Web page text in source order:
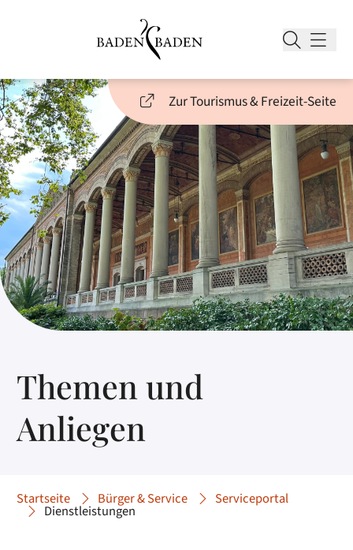
Zur Tourismus & Freizeit-Seite
Themen und
Anliegen
Startseite Bürger & Service Serviceportal
Dienstleistungen